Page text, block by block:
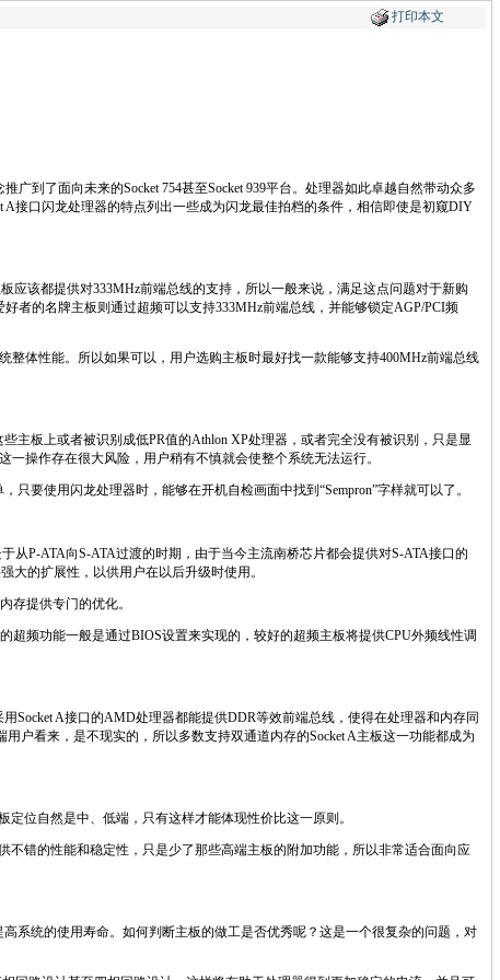
打印本文
推广到了面向未来的Socket 754甚至Socket 939平台。处理器如此卓越自然带动众多
A接口闪龙处理器的特点列出一些成为闪龙最佳拍档的条件，相信即使是初窥DIY
应该都提供对333MHz前端总线的支持，所以一般来说，满足这点问题对于新购
者的名牌主板则通过超频可以支持333MHz前端总线，并能够锁定AGP/PCI频
整体性能。所以如果可以，用户选购主板时最好找一款能够支持400MHz前端总线
主板上或者被识别成低PR值的Athlon XP处理器，或者完全没有被识别，只是显
一操作存在很大风险，用户稍有不慎就会使整个系统无法运行。
只要使用闪龙处理器时，能够在开机自检画面中找到“Sempron”字样就可以了。
从P-ATA向S-ATA过渡的时期，由于当今主流南桥芯片都会提供对S-ATA接口的
大的扩展性，以供用户在以后升级时使用。
存提供专门的优化。
超频功能一般是通过BIOS设置来实现的，较好的超频主板将提供CPU外频线性调
Socket A接口的AMD处理器都能提供DDR等效前端总线，使得在处理器和内存同
户看来，是不现实的，所以多数支持双通道内存的Socket A主板这一功能都成为
位自然是中、低端，只有这样才能体现性价比这一原则。
错的性能和稳定性，只是少了那些高端主板的附加功能，所以非常适合面向应
系统的使用寿命。如何判断主板的做工是否优秀呢？这是一个很复杂的问题，对